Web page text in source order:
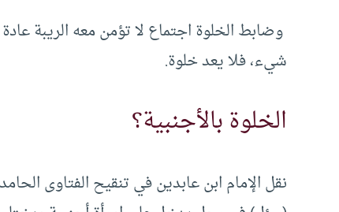
وضابط الخلوة اجتماع لا تؤمن معه الريبة
شيء، فلا يعد خلوة.
الخلوة بالأجنبية؟
نقل الإمام ابن عابدين في تنقيح الفتاوى